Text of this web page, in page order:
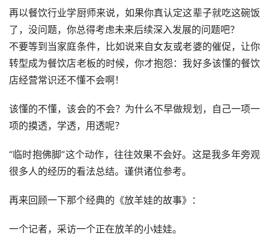
再以餐饮行业学厨师来说，如果你真认定这辈子就吃这碗饭
了，没问题，你总得考虑未来后续深入发展的问题吧？
不要等到当家庭条件，比如说来自女友或老婆的催促，让你
转型成为餐饮店老板的时候，你才抱怨：我好多该懂的餐饮
店经营常识还不懂不会啊！
该懂的不懂，该会的不会？为什么不早做规划，自己一项一
项的摸透，学透，用透呢？
“临时抱佛脚”这个动作，往往效果不会好。这是我多年旁观
很多人的经历的看法总结。谨供诸位参考。
再来回顾一下那个经典的《放羊娃的故事》：
一个记者，采访一个正在放羊的小娃娃。